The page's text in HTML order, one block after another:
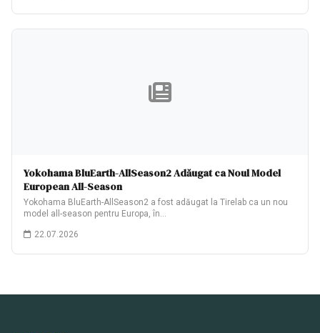
Yokohama BluEarth-AllSeason2 Adăugat ca Noul Model
European All-Season
Yokohama BluEarth-AllSeason2 a fost adăugat la Tirelab ca un nou
model all-season pentru Europa, în…
22.07.2026